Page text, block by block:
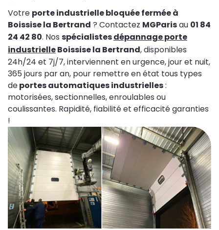
Votre porte industrielle bloquée fermée à
Boissise la Bertrand ? Contactez MGParisau 01 84
24 42 80. Nos spécialistesdépannage porte
industrielleBoissise la Bertrand, disponibles
24h/24 et 7j/7, interviennent en urgence, jour et nuit,
365 jours par an, pour remettre en état tous types
deportes automatiques industrielles:
motorisées, sectionnelles, enroulables ou
coulissantes. Rapidité, fiabilité et efficacité garanties
!